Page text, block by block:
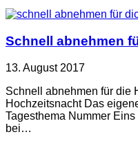
Schnell abnehmen
13. August 2017
Schnell abnehmen für die
Hochzeitsnacht Das
Tagesthema Nummer
bei…